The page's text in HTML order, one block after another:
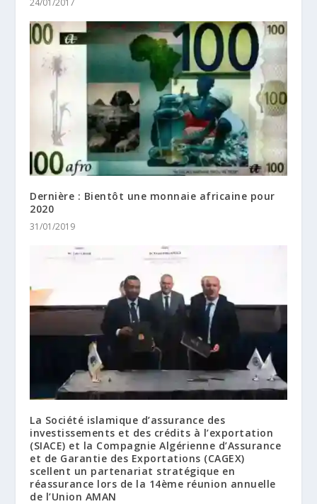
Dernière : Bientôt une monnaie africaine pour
2020
31/01/2019
La Société islamique d’assurance des
investissements et des crédits à l’exportation
(SIACE) et la Compagnie Algérienne d’Assurance
et de Garantie des Exportations (CAGEX)
scellent un partenariat stratégique en
réassurance lors de la 14ème réunion annuelle
de l’Union AMAN